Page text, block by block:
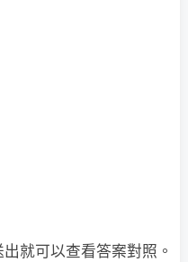
就可以查看答案對照。